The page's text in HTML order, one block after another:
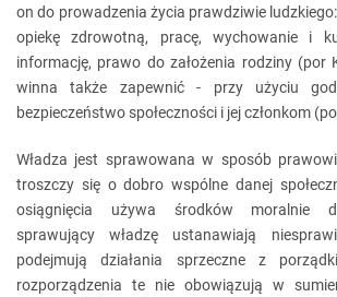
on do prowadzenia życia prawdziwie
opiekę zdrowotną, pracę, wychowanie i
informację, prawo do założenia rodziny (por
winna także zapewnić - przy użyciu
bezpieczeństwo społeczności i jej członkom
Władza jest sprawowana w sposób
troszczy się o dobro wspólne danej
osiągnięcia używa środków moralnie
sprawujący władzę ustanawiają
podejmują działania sprzeczne z
rozporządzenia te nie obowiązują w